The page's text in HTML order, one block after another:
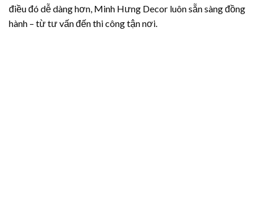
điều đó dễ dàng hơn, Minh Hưng Decor luôn sẵn sàng đồng
hành – từ tư vấn đến thi công tận nơi.